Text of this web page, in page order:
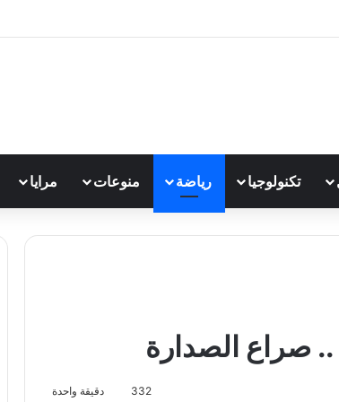
تكنولوجيا رياضة منوعات مرايا
.. صراع الصدارة
332 دقيقة واحدة